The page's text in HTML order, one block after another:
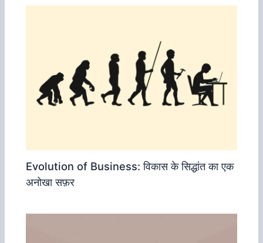
Evolution of Business: विकास के सिद्धांत का एक
अनोखा सफ़र